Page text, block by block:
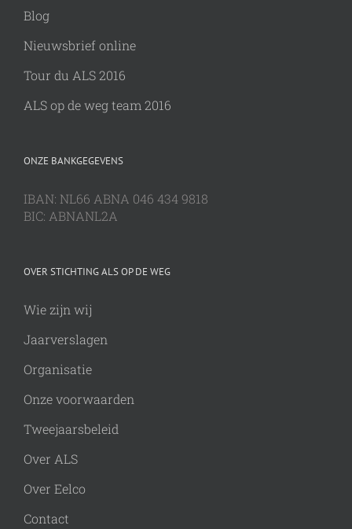
Blog
Nieuwsbrief online
Tour du ALS 2016
ALS op de weg team 2016
ONZE BANKGEGEVENS
IBAN: NL66 ABNA 046 434 9818
BIC: ABNANL2A
OVER STICHTING ALS OP DE WEG
Wie zijn wij
Jaarverslagen
Organisatie
Onze voorwaarden
Tweejaarsbeleid
Over ALS
Over Eelco
Contact